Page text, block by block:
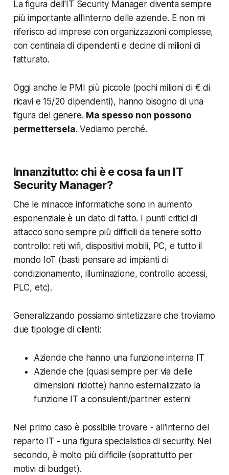
La figura dell'IT Security Manager diventa sempre
più importante all'interno delle aziende. E non mi
riferisco ad imprese con organizzazioni complesse,
con centinaia di dipendenti e decine di milioni di
fatturato.
Oggi anche le PMI più piccole (pochi milioni di € di
ricavi e 15/20 dipendenti), hanno bisogno di una
figura del genere. Ma spesso non possono
permettersela. Vediamo perché.
Innanzitutto: chi è e cosa fa un IT
Security Manager?
Che le minacce informatiche sono in aumento
esponenziale è un dato di fatto. I punti critici di
attacco sono sempre più difficili da tenere sotto
controllo: reti wifi, dispositivi mobili, PC, e tutto il
mondo IoT (basti pensare ad impianti di
condizionamento, illuminazione, controllo accessi,
PLC, etc).
Generalizzando possiamo sintetizzare che troviamo
due tipologie di clienti:
Aziende che hanno una funzione interna IT
Aziende che (quasi sempre per via delle
dimensioni ridotte) hanno esternalizzato la
funzione IT a consulenti/partner esterni
Nel primo caso è possibile trovare - all'interno del
reparto IT - una figura specialistica di security. Nel
secondo, è molto più difficile (soprattutto per
motivi di budget).